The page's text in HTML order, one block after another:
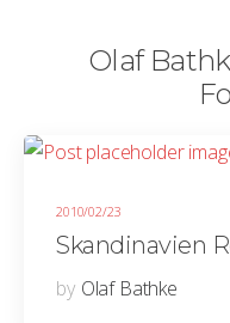
Olaf
2010/02/23
Skandinavien
by Olaf Bathke